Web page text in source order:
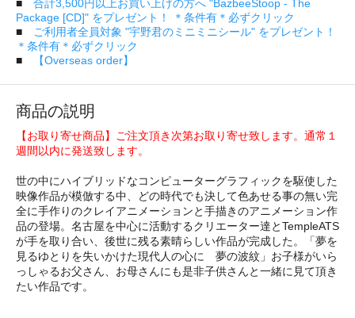
■ 合計3,500円以上お買い上げの方へ "BazbeeStoop - The
Package [CD]" をプレゼント！ ＊条件有＊必ずクリック
■
ご利用者全員対象 "宇野君のミニミニシール" をプレゼント！
＊条件有＊必ずクリック
■
【Overseas order】
商品の説明
【お取り寄せ商品】ご注文頂き次第お取り寄せ致します。通常１
週間以内に発送致します。
世の中にハイブリッドなコンピューターグラフィックを駆使した
映像作品が模倣する中、どの時代でも決して色あせる事の無い完
全に手作りのクレイアニメーションと手描きのアニメーション作
品の登場。名古屋を中心に活動するクリエーター達とTempleATS
が手を取り合い、後世に残る素晴らしい作品が完成した。「夢を
見るゆとりを失いかけた現代人の心に 夢の波紋」お子様がいら
っしゃるお父さん、お母さんにも是非子供さんと一緒に見て頂き
たい作品です。